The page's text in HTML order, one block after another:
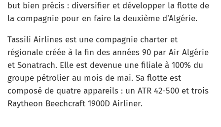
but bien précis : diversifier et développer la flotte de
la compagnie pour en faire la deuxième d’Algérie.
Tassili Airlines est une compagnie charter et
régionale créée à la fin des années 90 par Air Algérie
et Sonatrach. Elle est devenue une filiale à 100% du
groupe pétrolier au mois de mai. Sa flotte est
composé de quatre appareils : un ATR 42-500 et trois
Raytheon Beechcraft 1900D Airliner.